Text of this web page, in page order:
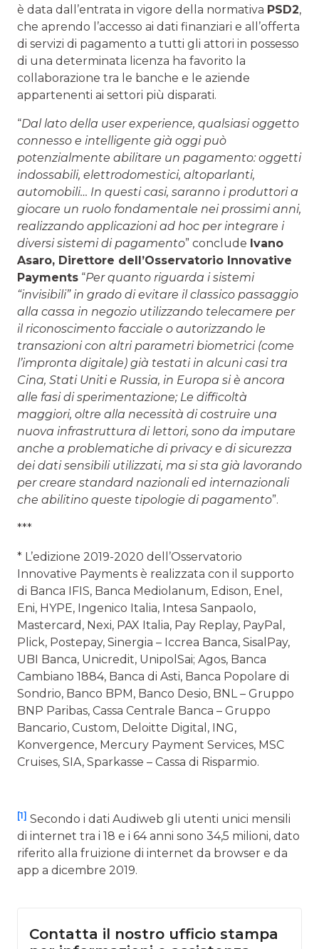
è data dall’entrata in vigore della normativa PSD2,
che aprendo l’accesso ai dati finanziari e all’offerta
di servizi di pagamento a tutti gli attori in possesso
di una determinata licenza ha favorito la
collaborazione tra le banche e le aziende
appartenenti ai settori più disparati.
“Dal lato della user experience, qualsiasi oggetto
connesso e intelligente già oggi può
potenzialmente abilitare un pagamento: oggetti
indossabili, elettrodomestici, altoparlanti,
automobili… In questi casi, saranno i produttori a
giocare un ruolo fondamentale nei prossimi anni,
realizzando applicazioni ad hoc per integrare i
diversi sistemi di pagamento” conclude Ivano
Asaro, Direttore dell’Osservatorio Innovative
Payments “Per quanto riguarda i sistemi
“invisibili” in grado di evitare il classico passaggio
alla cassa in negozio utilizzando telecamere per
il riconoscimento facciale o autorizzando le
transazioni con altri parametri biometrici (come
l’impronta digitale) già testati in alcuni casi tra
Cina, Stati Uniti e Russia, in Europa si è ancora
alle fasi di sperimentazione; Le difficoltà
maggiori, oltre alla necessità di costruire una
nuova infrastruttura di lettori, sono da imputare
anche a problematiche di privacy e di sicurezza
dei dati sensibili utilizzati, ma si sta già lavorando
per creare standard nazionali ed internazionali
che abilitino queste tipologie di pagamento”.
***
* L’edizione 2019-2020 dell’Osservatorio
Innovative Payments è realizzata con il supporto
di Banca IFIS, Banca Mediolanum, Edison, Enel,
Eni, HYPE, Ingenico Italia, Intesa Sanpaolo,
Mastercard, Nexi, PAX Italia, Pay Replay, PayPal,
Plick, Postepay, Sinergia – Iccrea Banca, SisalPay,
UBI Banca, Unicredit, UnipolSai; Agos, Banca
Cambiano 1884, Banca di Asti, Banca Popolare di
Sondrio, Banco BPM, Banco Desio, BNL – Gruppo
BNP Paribas, Cassa Centrale Banca – Gruppo
Bancario, Custom, Deloitte Digital, ING,
Konvergence, Mercury Payment Services, MSC
Cruises, SIA, Sparkasse – Cassa di Risparmio.
[1] Secondo i dati Audiweb gli utenti unici mensili
di internet tra i 18 e i 64 anni sono 34,5 milioni, dato
riferito alla fruizione di internet da browser e da
app a dicembre 2019.
Contatta il nostro ufficio stampa